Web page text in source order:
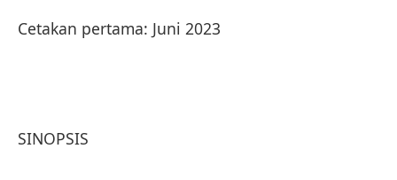
Cetakan pertama: Juni 2023
SINOPSIS